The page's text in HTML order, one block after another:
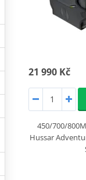
21 990 Kč
450/700/
Hussar